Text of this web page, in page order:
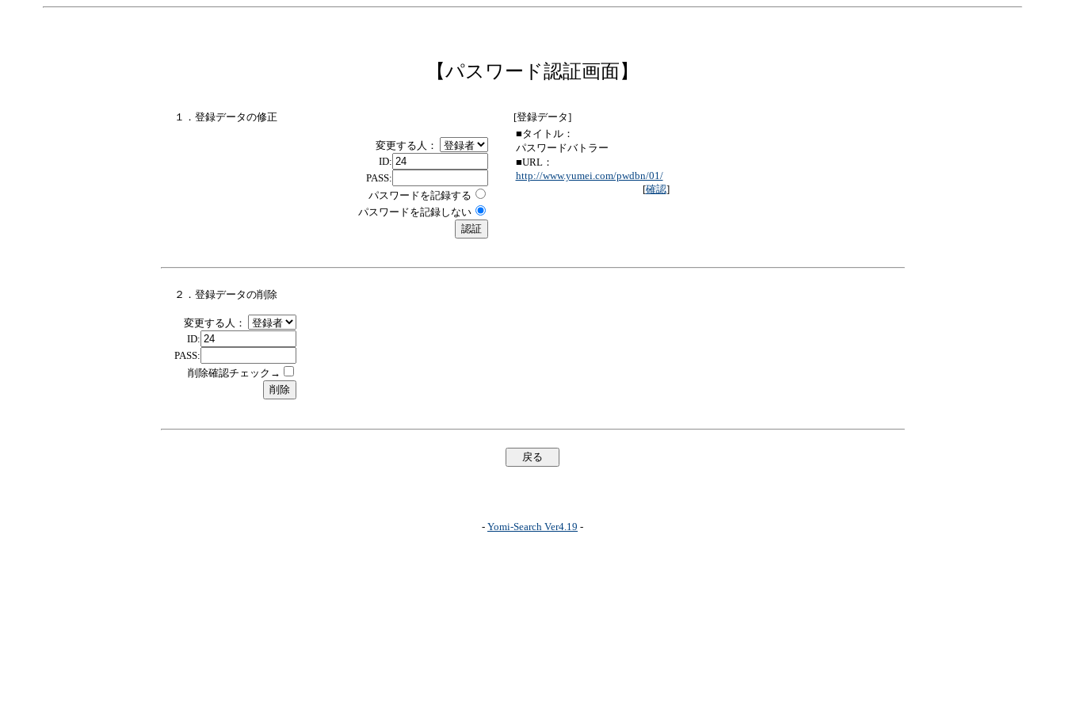
【パスワード認証画面】
１．登録データの修正
変更する人：
ID:
PASS:
パスワードを記録する
パスワードを記録しない
[登録データ]
■タイトル：
パスワードバトラー
■URL：
http://www.yumei.com/pwdbn/01/
[確認]
２．登録データの削除
変更する人：
ID:
PASS:
削除確認チェック→
- Yomi-Search Ver4.19 -